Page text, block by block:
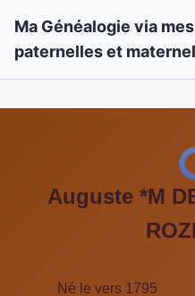
Ma Généalogie via
paternelles et
Auguste *M
Né le vers 1795